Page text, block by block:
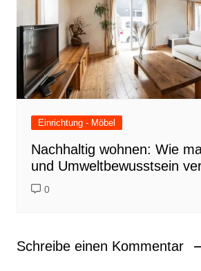
Einrichtung - Möbel
Nachhaltig wohnen: Wie
und Umweltbewusstsein
0
Schreibe einen Kommentar